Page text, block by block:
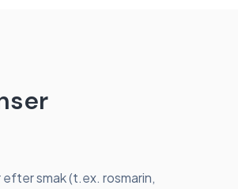
smak (t.ex. rosmarin,